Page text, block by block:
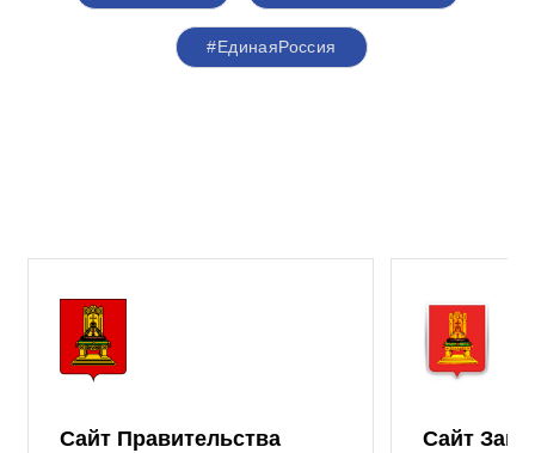
#ЕдинаяРоссия
Сайт Правительства
Сайт